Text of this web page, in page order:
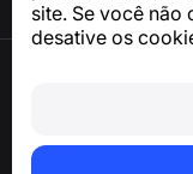
site. Se você não
desative os
Excluir a conta e